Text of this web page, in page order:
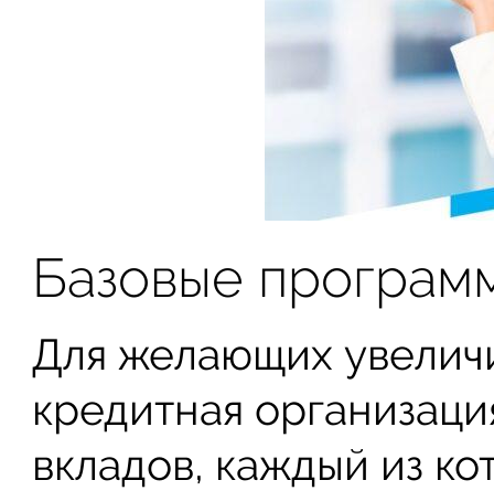
Базовые
Для желающих
кредитная
вкладов, каждый из